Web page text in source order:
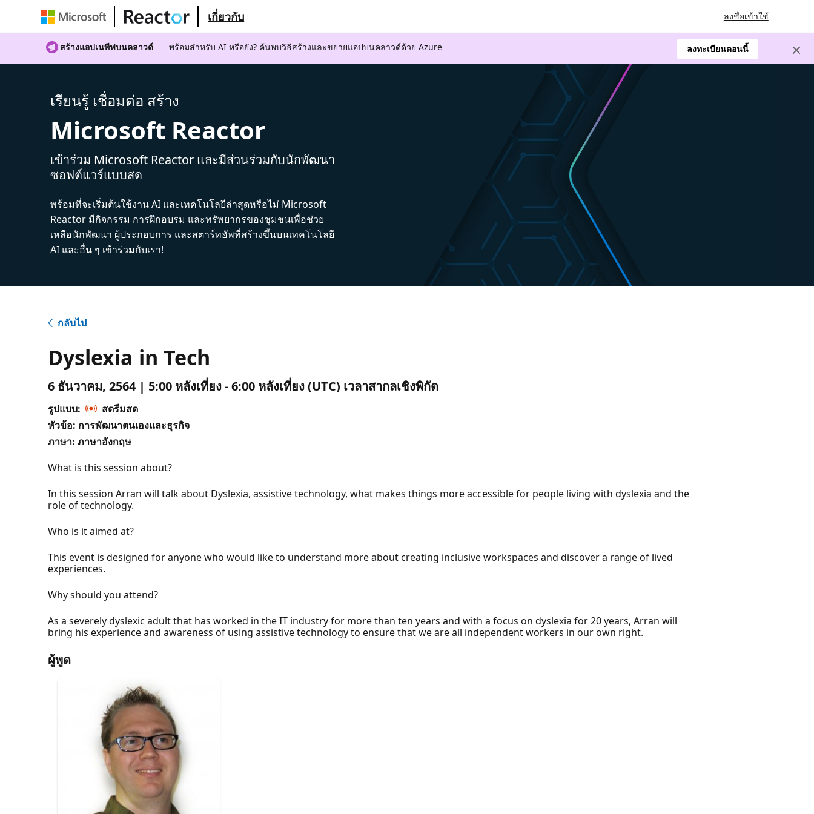
เกี่ยวกับ ลงชื่อเข้าใช้
สร้างแอปเนทีฟบนคลาวด์ พร้อมสําหรับ AI หรือยัง? ค้นพบวิธีสร้างและขยายแอปบนคลาวด์ด้วย Azure ลงทะเบียนตอนนี้
เรียนรู้ เชื่อมต่อ สร้าง
Microsoft Reactor
เข้าร่วม Microsoft Reactor และมีส่วนร่วมกับนักพัฒนา
ซอฟต์แวร์แบบสด
พร้อมที่จะเริ่มต้นใช้งาน AI และเทคโนโลยีล่าสุดหรือไม่ Microsoft
Reactor มีกิจกรรม การฝึกอบรม และทรัพยากรของชุมชนเพื่อช่วย
เหลือนักพัฒนา ผู้ประกอบการ และสตาร์ทอัพที่สร้างขึ้นบนเทคโนโลยี
AI และอื่น ๆ เข้าร่วมกับเรา!
กลับไป
Dyslexia in Tech
6 ธันวาคม, 2564 | 5:00 หลังเที่ยง - 6:00 หลังเที่ยง (UTC) เวลาสากลเชิงพิกัด
รูปแบบ:
สตรีมสด
หัวข้อ: การพัฒนาตนเองและธุรกิจ
ภาษา: ภาษาอังกฤษ
What is this session about?
In this session Arran will talk about Dyslexia, assistive technology, what makes things more accessible for people living with dyslexia and the
role of technology.
Who is it aimed at?
This event is designed for anyone who would like to understand more about creating inclusive workspaces and discover a range of lived
experiences.
Why should you attend?
As a severely dyslexic adult that has worked in the IT industry for more than ten years and with a focus on dyslexia for 20 years, Arran will
bring his experience and awareness of using assistive technology to ensure that we are all independent workers in our own right.
ผู้พูด